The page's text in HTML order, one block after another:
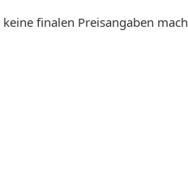
finalen Preisangaben